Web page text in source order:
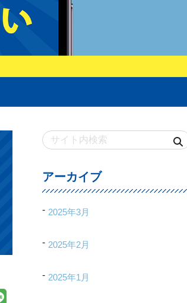
アーカイブ
2025年3月
2025年2月
2025年1月